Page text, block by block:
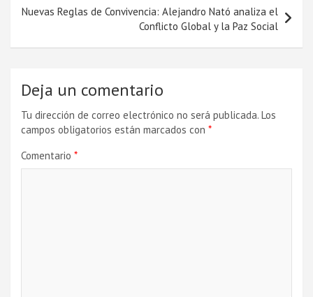
Nuevas Reglas de Convivencia: Alejandro Nató analiza el
Conflicto Global y la Paz Social
Deja un comentario
Tu dirección de correo electrónico no será publicada. Los
campos obligatorios están marcados con *
Comentario *